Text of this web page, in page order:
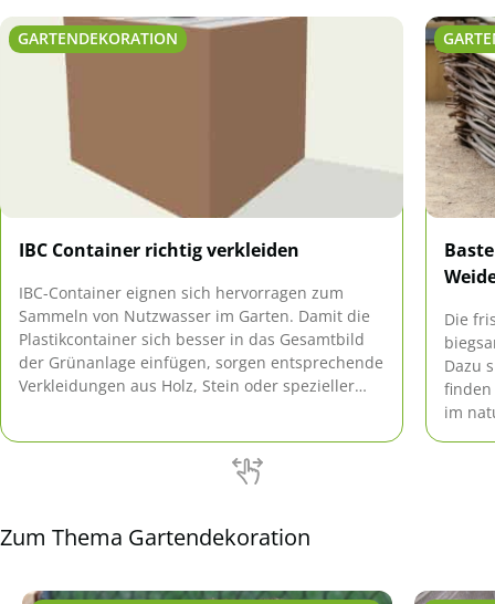
GARTENDEKORATION
IBC Container richtig verkleiden
IBC-Container eignen sich hervorragen zum
Sammeln von Nutzwasser im Garten. Damit die
Plastikcontainer sich besser in das Gesamtbild
der Grünanlage einfügen, sorgen entsprechende
Verkleidungen aus Holz, Stein oder spezieller
Die
Dazu
finden
im
Zum Thema Gartendekoration